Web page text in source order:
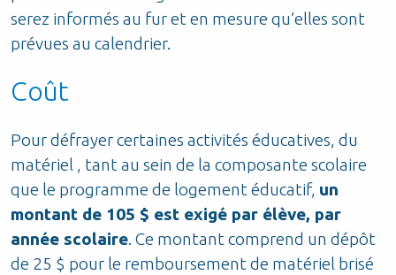
serez informés au fur et en mesure qu’elles sont
prévues au calendrier.
Coût
Pour défrayer certaines activités éducatives, du
matériel , tant au sein de la composante scolaire
que le programme de logement éducatif, un
montant de 105 $ est exigé par élève, par
année scolaire. Ce montant comprend un dépôt
de 25 $ pour le remboursement de matériel brisé